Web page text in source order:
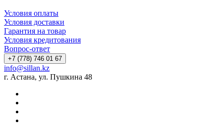
Условия оплаты
Условия доставки
Гарантия на товар
Условия кредитования
Вопрос-ответ
+7 (778) 746 01 67
info@sillan.kz
г. Астана, ул. Пушкина 48